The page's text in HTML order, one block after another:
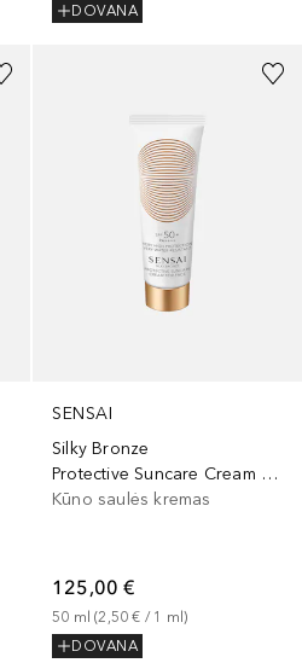
DOVANA
SENSAI
Silky Bronze
Protective Suncare Cream For Face SPF50+
Kūno saulės kremas
125,00 €
50 ml (2,50 € / 1 ml)
DOVANA